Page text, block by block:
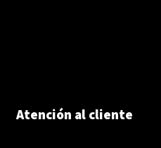
Atención al cliente